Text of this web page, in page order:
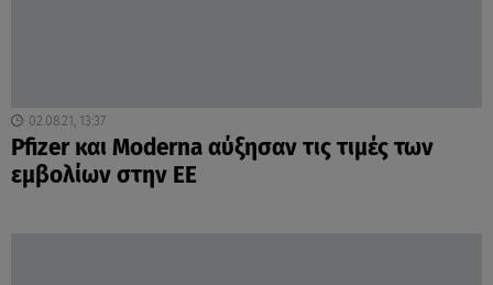
02.08.21, 13:37
Pfizer και Moderna αύξησαν τις τιμές των
εμβολίων στην ΕΕ